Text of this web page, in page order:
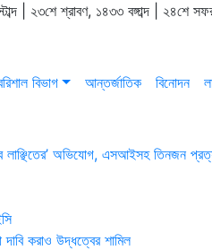
| ২৩শে শ্রাবণ, ১৪৩৩ বঙ্গাব্দ | ২৪শে
বিভাগ আন্তর্জাতিক বিনোদন
লাঞ্ছিতের’ অভিযোগ, এসআইসহ তিনজন
করাও উদ্ধত্বের শামিল